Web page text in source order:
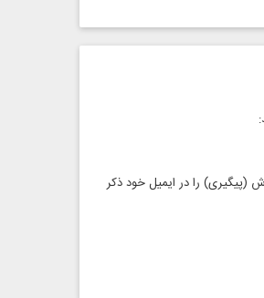
(پیگیری) را در ایمیل خود ذکر